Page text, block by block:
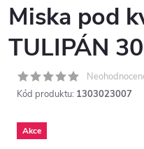
Miska pod
TULIPÁN
Kód produktu: 1303023007
Akce